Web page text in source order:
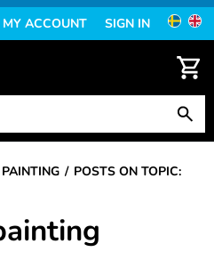
MY ACCOUNT SIGN IN
POSTS ON TOPIC: